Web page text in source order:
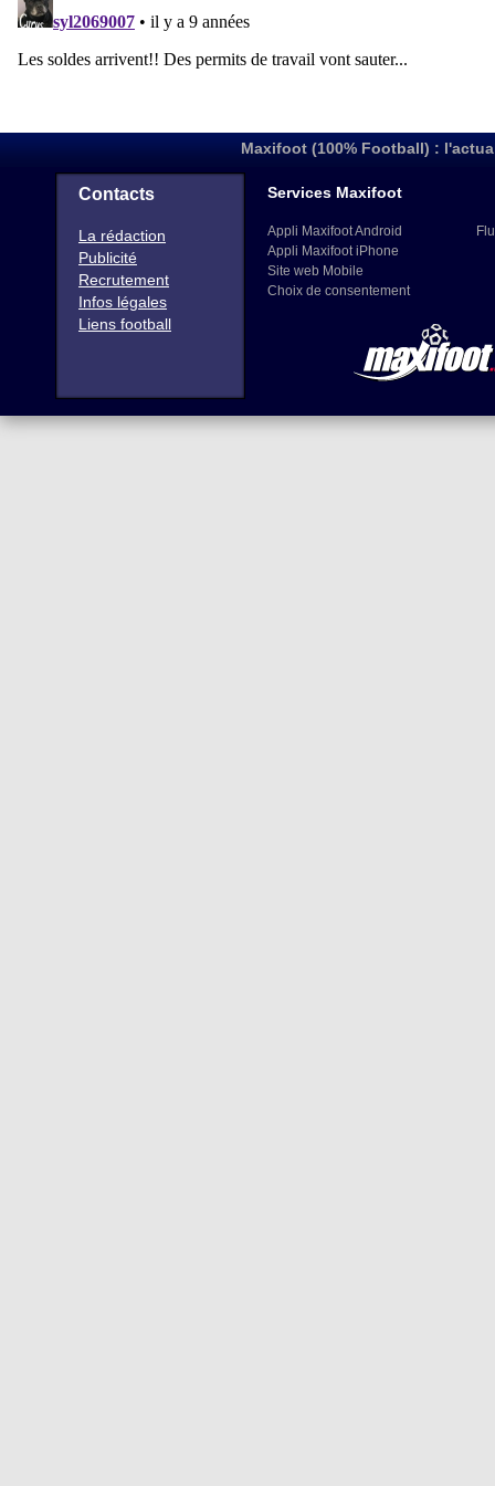
Maxifoot (100% Football) :
Contacts
La rédaction
Publicité
Recrutement
Infos légales
Liens football
Services Maxifoot
Appli Maxifoot Android
Appli Maxifoot iPhone
Site web Mobile
Choix de consentement